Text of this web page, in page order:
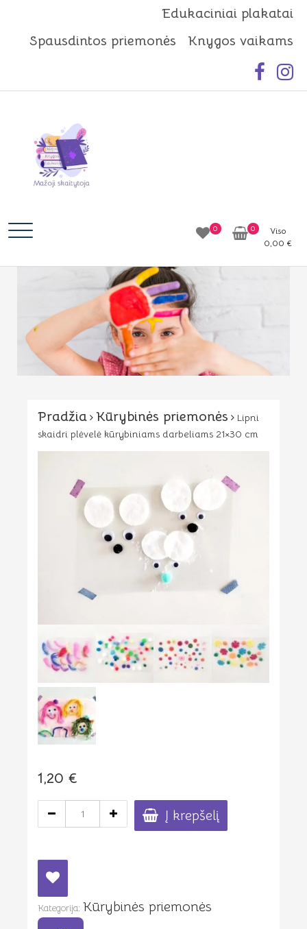
content
Edukaciniai plakatai
Spausdintos priemonės
Knygos vaikams
0 0
Viso
0,00 €
Pradžia Kūrybinės priemonės
Lipni
skaidri plėvelė kūrybiniams darbeliams 21×30 cm
1,20 €
kiekis:
plėvelė
darbeliams
21x30
cm
Į krepšelį
Kategorija: Kūrybinės priemonės